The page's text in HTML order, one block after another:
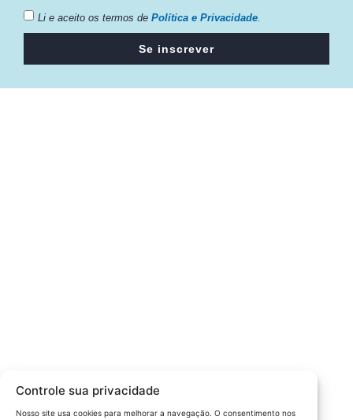
Controle sua privacidade
Nosso site usa cookies para melhorar a navegação. O consentimento nos
Li e aceito os termos de Política e Privacidade
Se inscrever
Rua Silva Jardim, 96 Lajeado, Rio Grande do Sul –